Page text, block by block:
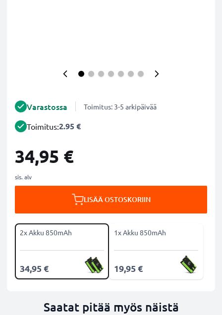
Varastossa Toimitus: 3-5 arkipäivää
Toimitus:2.95 €
34,95 €
sis. alv
LISÄÄ OSTOSKORIIN
2x Akku 850mAh
34,95 €
1x Akku 850mAh
19,95 €
Saatat pitää myös näistä